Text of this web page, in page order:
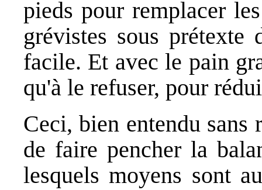
pieds pour remplacer
grévistes sous
facile. Et avec le pain
qu'à le refuser, pour
Ceci, bien entendu sans
de faire pencher la
lesquels moyens sont